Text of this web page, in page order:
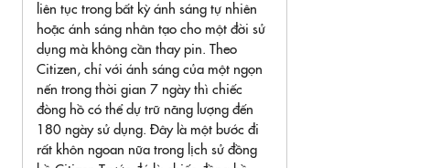
liên tục trong bất kỳ ánh sáng tự nhiên
hoặc ánh sáng nhân tạo cho một đời sử
dụng mà không cần thay pin. Theo
Citizen, chỉ với ánh sáng của một ngọn
nến trong thời gian 7 ngày thì chiếc
đòng hồ có thể dự trữ năng lượng đến
180 ngày sử dụng. Đây là một bước đi
rất khôn ngoan nữa trong lịch sử đồng